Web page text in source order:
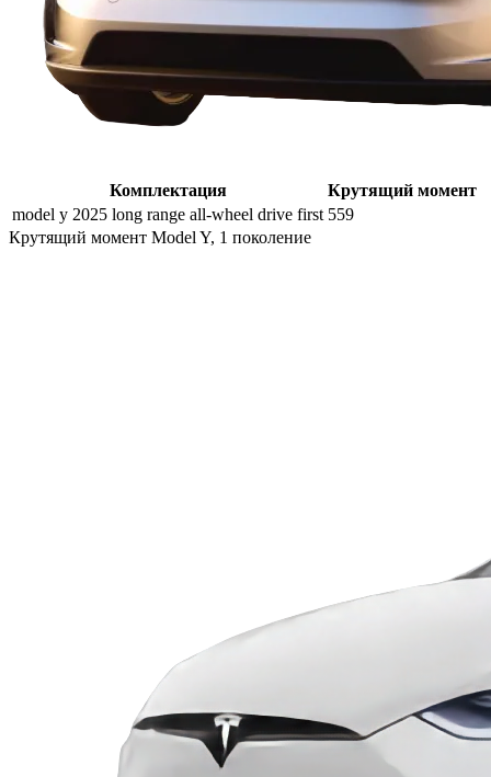
Комплектация
Крутящий момент
model y 2025 long range all-wheel drive first 559
Крутящий момент Model Y, 1 поколение